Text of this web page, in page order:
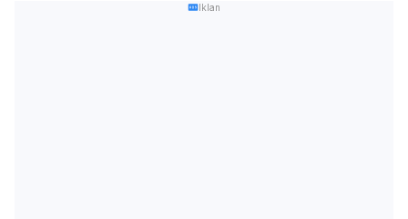
Iklan